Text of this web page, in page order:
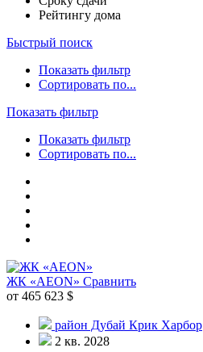
Рейтингу дома
Быстрый поиск
Показать фильтр
Сортировать по...
Показать фильтр
Показать фильтр
Сортировать по...
ЖК «AEON» Сравнить
от 465 623 $
район Дубай Крик Харбор
2 кв. 2028